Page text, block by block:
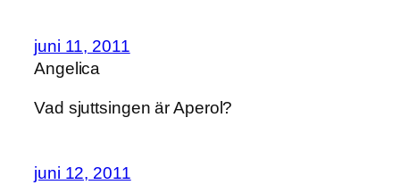
juni 11, 2011
Angelica
Vad sjuttsingen är Aperol?
juni 12, 2011